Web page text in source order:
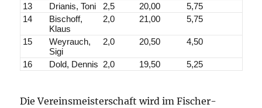
13 Drianis, Toni 2,5 20,00
5,75
14
Bischoff,
Klaus
2,0 21,00 5,75
15
Weyrauch,
Sigi
2,0 20,50 4,50
16 Dold, Dennis 2,0 19,50 5,25
Die Vereinsmeisterschaft wird im Fischer-